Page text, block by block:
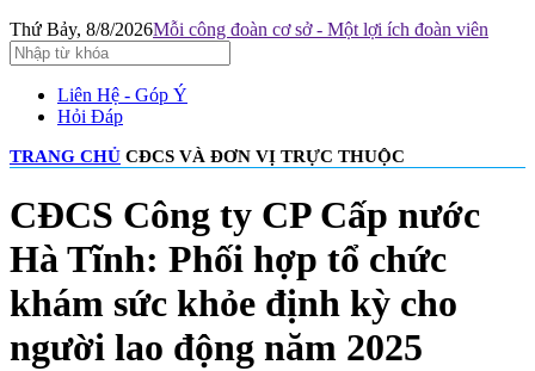
Thứ Bảy, 8/8/2026Mỗi công đoàn cơ sở - Một lợi ích đoàn viên
Liên Hệ - Góp Ý
Hỏi Đáp
TRANG CHỦ CĐCS VÀ ĐƠN VỊ TRỰC THUỘC
CĐCS Công ty CP Cấp nước
Hà Tĩnh: Phối hợp tổ chức
khám sức khỏe định kỳ cho
người lao động năm 2025